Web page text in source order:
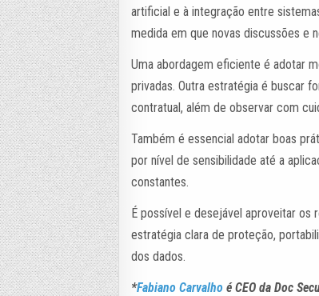
artificial e à integração entre
medida em que novas discussões e
Uma abordagem eficiente é adotar
privadas. Outra estratégia é buscar
contratual, além de observar com
Também é essencial adotar boas
por nível de sensibilidade até a
constantes.
É possível e desejável aproveitar os
estratégia clara de proteção,
dos dados.
*Fabiano Carvalho é CEO da Doc